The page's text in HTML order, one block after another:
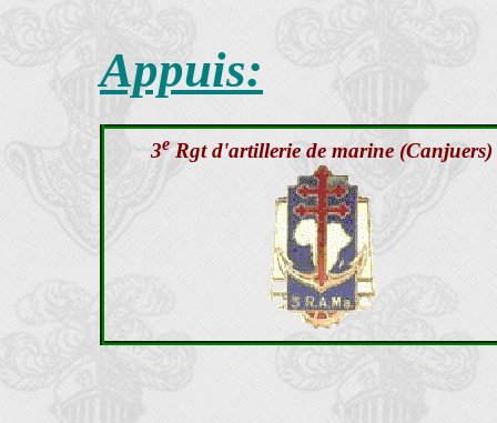
Appuis:
3eRgt d'artillerie de marine (Canjuers)